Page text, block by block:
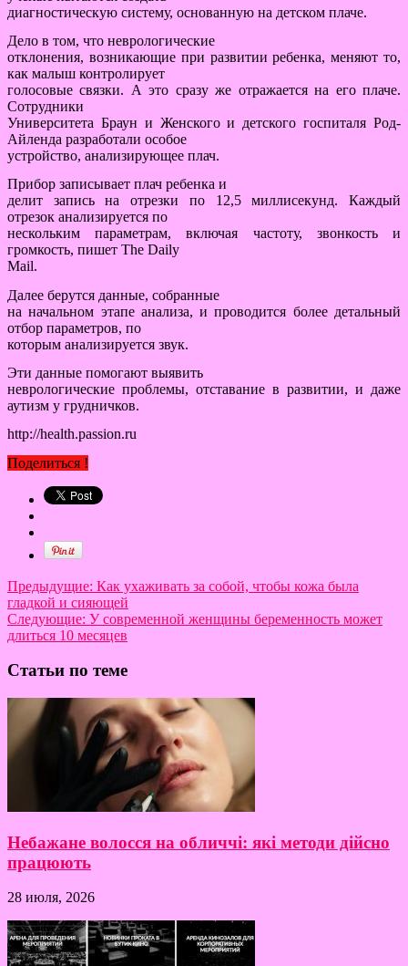
диагностическую систему, основанную на детском плаче.
Дело в том, что неврологические
отклонения, возникающие при развитии ребенка, меняют то,
как малыш контролирует
голосовые связки. А это сразу же отражается на его плаче.
Сотрудники
Университета Браун и Женского и детского госпиталя Род-
Айленда разработали особое
устройство, анализирующее плач.
Прибор записывает плач ребенка и
делит запись на отрезки по 12,5 миллисекунд. Каждый
отрезок анализируется по
нескольким параметрам, включая частоту, звонкость и
громкость, пишет The Daily
Mail.
Далее берутся данные, собранные
на начальном этапе анализа, и проводится более детальный
отбор параметров, по
которым анализируется звук.
Эти данные помогают выявить
неврологические проблемы, отставание в развитии, и даже
аутизм у грудничков.
http://health.passion.ru
Поделиться !
Предыдущие: Как ухаживать за собой, чтобы кожа была
гладкой и сияющей
Следующие: У современной женщины беременность может
длиться 10 месяцев
Статьи по теме
Небажане волосся на обличчі: які методи дійсно
працюють
28 июля, 2026